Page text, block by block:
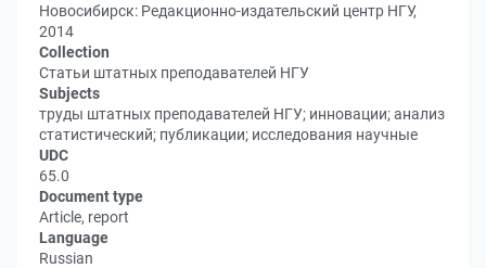
Новосибирск: Редакционно-издательский центр НГУ,
2014
Collection
Статьи штатных преподавателей НГУ
Subjects
труды штатных преподавателей НГУ; инновации; анализ
статистический; публикации; исследования научные
UDC
65.0
Document type
Article, report
Language
Russian